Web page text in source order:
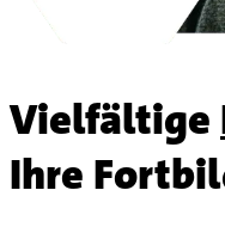
Vielfältige
Ihre